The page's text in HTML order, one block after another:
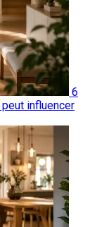
6
influencer